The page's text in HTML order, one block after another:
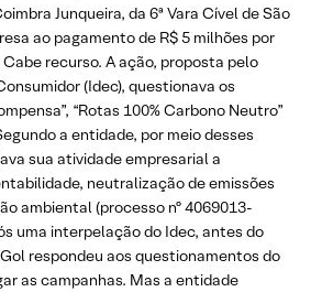
Junqueira, da 6ª Vara Cível de São
ao pagamento de R$ 5 milhões por
recurso. A ação, proposta pelo
(Idec), questionava os
“Rotas 100% Carbono Neutro”
a entidade, por meio desses
sua atividade empresarial a
neutralização de emissões
ambiental (processo nº 4069013-
uma interpelação do Idec, antes do
respondeu aos questionamentos do
as campanhas. Mas a entidade